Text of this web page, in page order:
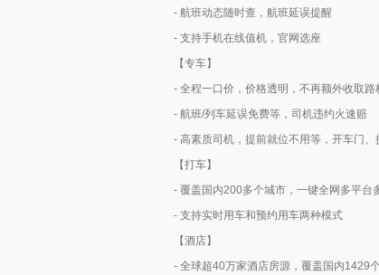
- 航班动态随时查，航班延误提醒
- 支持手机在线值机，官网选座
【专车】
- 全程一口价，价格透明，不再额外收取路
- 航班/列车延误免费等，司机违约火速赔
- 高素质司机，提前就位不用等，开车门、
【打车】
- 覆盖国内200多个城市，一键全网多平台
- 支持实时用车和预约用车两种模式
【酒店】
- 全球超40万家酒店房源，覆盖国内1429